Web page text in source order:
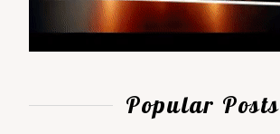
Popular Posts